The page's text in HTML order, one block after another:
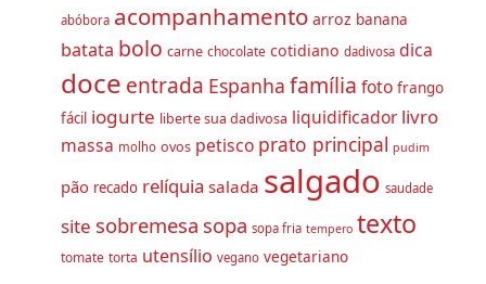
abóbora acompanhamento arroz banana
batata bolo carne chocolate cotidiano dadivosa dica
doce entrada Espanha família foto frango
fácil iogurte liberte sua dadivosa liquidificador livro
massa molho ovos petisco prato principal pudim
pão recado relíquia salada salgado saudade
site sobremesa sopa sopa fria tempero texto
tomate torta utensílio vegano vegetariano